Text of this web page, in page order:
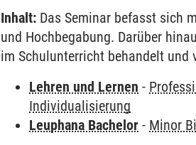
Inhalt: Das Seminar befasst sich
und Hochbegabung. Darüber
im Schulunterricht behandelt und
Lehren und Lernen -
Individualisierung
Leuphana Bachelor - Minor